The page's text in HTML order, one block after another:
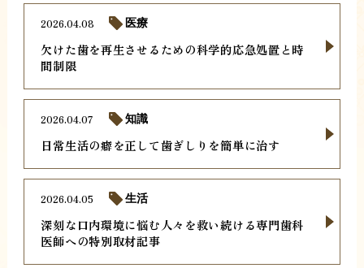
欠けた歯を再生させるための科学的応急処置と時
間制限
2026.04.08 医療
日常生活の癖を正して歯ぎしりを簡単に治す
2026.04.07 知識
深刻な口内環境に悩む人々を救い続ける専門歯科
医師への特別取材記事
2026.04.05 生活